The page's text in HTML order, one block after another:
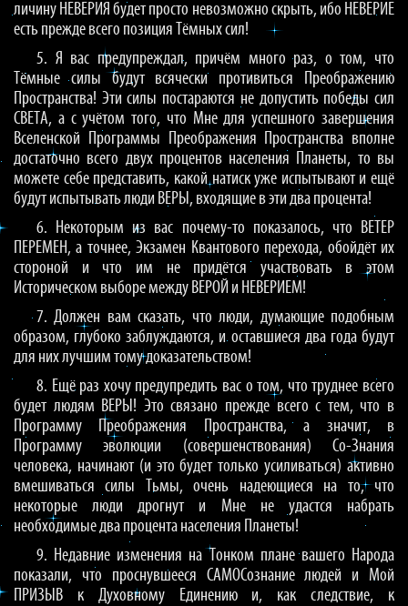
личину НЕВЕРИЯ будет просто невозможно скрыть, ибо НЕВЕРИЕ
есть прежде всего позиция Тёмных сил!
5. Я вас предупреждал, причём много раз, о том, что
Тёмные силы будут всячески противиться Преображению
Пространства! Эти силы постараются не допустить победы сил
СВЕТА, а с учётом того, что Мне для успешного завершения
Вселенской Программы Преображения Пространства вполне
достаточно всего двух процентов населения Планеты, то вы
можете себе представить, какой натиск уже испытывают и ещё
будут испытывать люди ВЕРЫ, входящие в эти два процента!
6. Некоторым из вас почему-то показалось, что ВЕТЕР
ПЕРЕМЕН, а точнее, Экзамен Квантового перехода, обойдёт их
стороной и что им не придётся участвовать в этом
Историческом выборе между ВЕРОЙ и НЕВЕРИЕМ!
7. Должен вам сказать, что люди, думающие подобным
образом, глубоко заблуждаются, и оставшиеся два года будут
для них лучшим тому доказательством!
8. Ещё раз хочу предупредить вас о том, что труднее всего
будет людям ВЕРЫ! Это связано прежде всего с тем, что в
Программу Преображения Пространства, а значит, в
Программу эволюции (совершенствования) Со-Знания
человека, начинают (и это будет только усиливаться) активно
вмешиваться силы Тьмы, очень надеющиеся на то, что
некоторые люди дрогнут и Мне не удастся набрать
необходимые два процента населения Планеты!
9. Недавние изменения на Тонком плане вашего Народа
показали, что проснувшееся САМОСознание людей и Мой
ПРИЗЫВ к Духовному Единению и, как следствие, к